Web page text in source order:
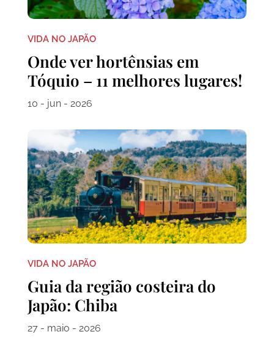
VIDA NO JAPÃO
Onde ver hortênsias em
Tóquio – 11 melhores lugares!
10 - jun - 2026
VIDA NO JAPÃO
Guia da região costeira do
Japão: Chiba
27 - maio - 2026